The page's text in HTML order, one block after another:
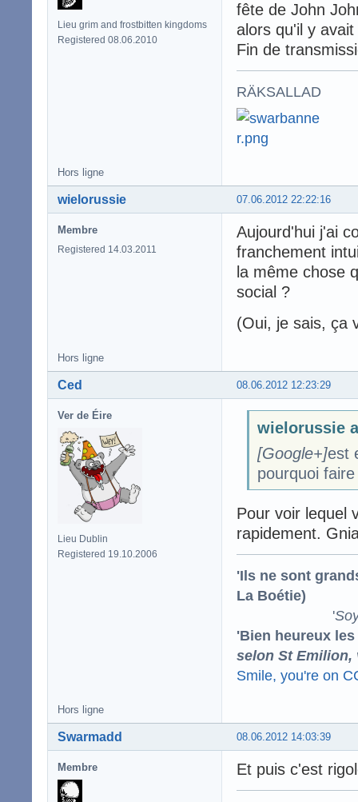
Lieu grim and frostbitten kingdoms
Registered 08.06.2010
fête de John
alors qu'il y
Fin de
RÄKSALLAD
Hors ligne
07.06.2012 22:22:16
wielorussie
Membre
Registered 14.03.2011
Aujourd'hui j'ai
franchement
la même chose
social ?
(Oui, je sais, ça
Hors ligne
08.06.2012 12:23:29
Ced
Ver de Éire
Lieu Dublin
Registered 19.10.2006
wielorussie
[Google+]est
pourquoi
Pour voir lequel
rapidement.
'Ils ne sont
La Boétie)
'
'Bien heureux
selon St Emilion,
Smile, you're on
Hors ligne
08.06.2012 14:03:39
Swarmadd
Membre Et puis c'est